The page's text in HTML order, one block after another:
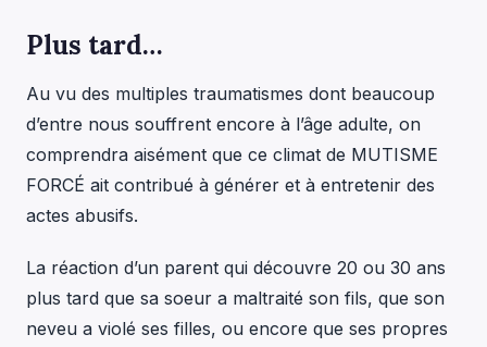
Plus tard…
Au vu des multiples traumatismes dont beaucoup
d’entre nous souffrent encore à l’âge adulte, on
comprendra aisément que ce climat de MUTISME
FORCÉ ait contribué à générer et à entretenir des
actes abusifs.
La réaction d’un parent qui découvre 20 ou 30 ans
plus tard que sa soeur a maltraité son fils, que son
neveu a violé ses filles, ou encore que ses propres